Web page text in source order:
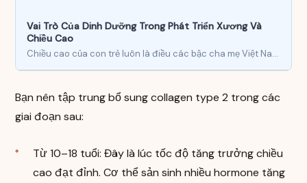
Vai Trò Của Dinh Dưỡng Trong Phát Triển Xương Và
Chiều Cao
Chiều cao của con trẻ luôn là điều các bậc cha mẹ Việt Nam lo lắng từ rất…
Bạn nên tập trung bổ sung collagen type 2 trong các
giai đoạn sau:
Từ 10–18 tuổi: Đây là lúc tốc độ tăng trưởng chiều
cao đạt đỉnh. Cơ thể sản sinh nhiều hormone tăng